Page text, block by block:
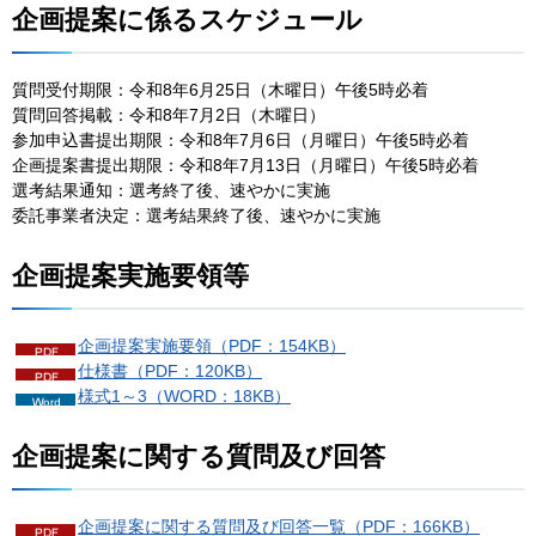
企画提案に係るスケジュール
質問受付期限：令和8年6月25日（木曜日）午後5時必着
質問回答掲載：令和8年7月2日（木曜日）
参加申込書提出期限：令和8年7月6日（月曜日）午後5時必着
企画提案書提出期限：令和8年7月13日（月曜日）午後5時必着
選考結果通知：選考終了後、速やかに実施
委託事業者決定：選考結果終了後、速やかに実施
企画提案実施要領等
企画提案実施要領（PDF：154KB）
仕様書（PDF：120KB）
様式1～3（WORD：18KB）
企画提案に関する質問及び回答
企画提案に関する質問及び回答一覧（PDF：166KB）